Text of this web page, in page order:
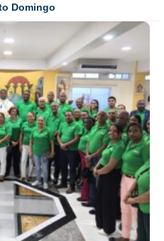
Domingo